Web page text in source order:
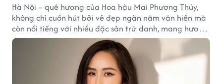
Hà Nội – quê hương của Hoa hậu Mai Phương Thúy,
không chỉ cuốn hút bởi vẻ đẹp ngàn năm văn hiến mà
còn nổi tiếng với nhiều đặc sản trứ danh, mang hương
vị tinh tế và đậm đà bản sắc đất kinh kỳ.